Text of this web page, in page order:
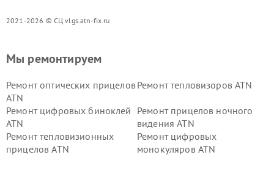
2021-2026 © СЦ vlgs.atn-fix.ru
Мы ремонтируем
Ремонт оптических прицелов
ATN
Ремонт тепловизоров ATN
Ремонт цифровых биноклей
ATN
Ремонт прицелов ночного
видения ATN
Ремонт тепловизионных
прицелов ATN
Ремонт цифровых
монокуляров ATN